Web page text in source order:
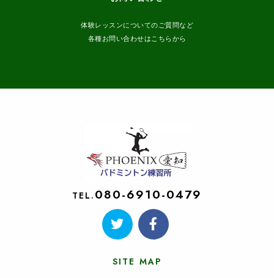
体験レッスンについてのご質問など
各種お問い合わせはこちらから
TEL. 080-6910-0479
SITE MAP